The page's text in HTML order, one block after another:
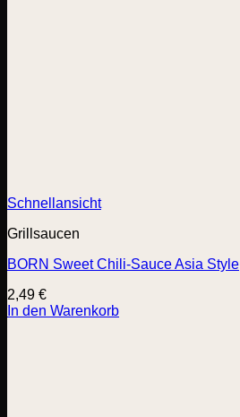
Schnellansicht
Grillsaucen
BORN Sweet Chili-Sauce Asia Style
2,49 €
In den Warenkorb